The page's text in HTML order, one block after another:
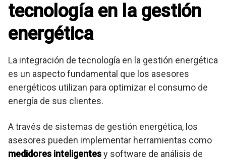
tecnología en la gestión
energética
La integración de tecnología en la gestión energética
es un aspecto fundamental que los asesores
energéticos utilizan para optimizar el consumo de
energía de sus clientes.
A través de sistemas de gestión energética, los
asesores pueden implementar herramientas como
medidores inteligentesy software de análisis de